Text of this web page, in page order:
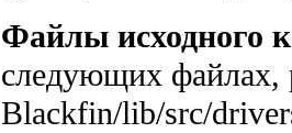
Файлы исходного
следующих файлах,
Blackfin/lib/src/